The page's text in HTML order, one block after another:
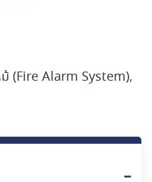
ม้ (Fire Alarm System),